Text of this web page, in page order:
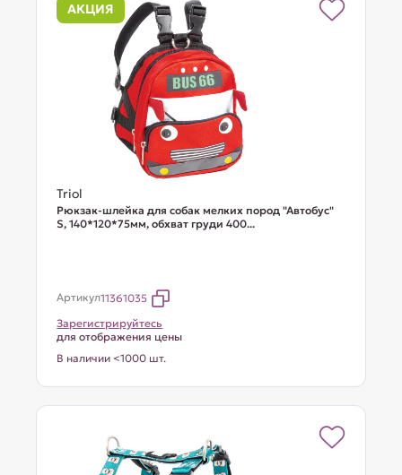
АКЦИЯ
Triol
Рюкзак-шлейка для собак мелких пород "Автобус"
S, 140*120*75мм, обхват груди 400...
Артикул11361035
Зарегистрируйтесь
для отображения цены
В наличии <1000 шт.